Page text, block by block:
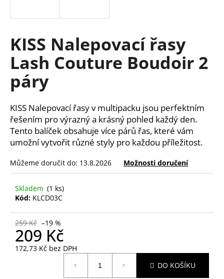
KISS Nalepovací řasy
Lash Couture Boudoir 2
páry
KISS Nalepovací řasy v multipacku jsou perfektním
řešením pro výrazný a krásný pohled každý den.
Tento balíček obsahuje více párů řas, které vám
umožní vytvořit různé styly pro každou příležitost.
Můžeme doručit do: 13.8.2026 Možnosti doručení
Skladem (1 ks)
Kód: KLCD03C
259 Kč –19 %
209 Kč
172,73 Kč bez DPH
DO KOŠÍKU
í
t
?
HLEDAT
D
o
o
u
u